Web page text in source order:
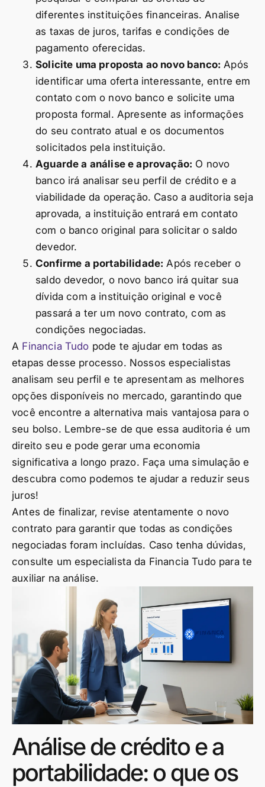
diferentes instituições financeiras. Analise
as taxas de juros, tarifas e condições de
pagamento oferecidas.
Solicite uma proposta ao novo banco: Após
identificar uma oferta interessante, entre em
contato com o novo banco e solicite uma
proposta formal. Apresente as informações
do seu contrato atual e os documentos
solicitados pela instituição.
Aguarde a análise e aprovação: O novo
banco irá analisar seu perfil de crédito e a
viabilidade da operação. Caso a auditoria seja
aprovada, a instituição entrará em contato
com o banco original para solicitar o saldo
devedor.
Confirme a portabilidade: Após receber o
saldo devedor, o novo banco irá quitar sua
dívida com a instituição original e você
passará a ter um novo contrato, com as
condições negociadas.
A Financia Tudo pode te ajudar em todas as
etapas desse processo. Nossos especialistas
analisam seu perfil e te apresentam as melhores
opções disponíveis no mercado, garantindo que
você encontre a alternativa mais vantajosa para o
seu bolso. Lembre-se de que essa auditoria é um
direito seu e pode gerar uma economia
significativa a longo prazo. Faça uma simulação e
descubra como podemos te ajudar a reduzir seus
juros!
Antes de finalizar, revise atentamente o novo
contrato para garantir que todas as condições
negociadas foram incluídas. Caso tenha dúvidas,
consulte um especialista da Financia Tudo para te
auxiliar na análise.
Análise de crédito e a
portabilidade: o que os